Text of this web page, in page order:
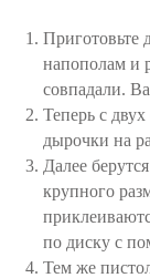
Приготовьте
напополам и
совпадали.
Теперь с
дырочки на
Далее
крупного
по диску с
Тем же